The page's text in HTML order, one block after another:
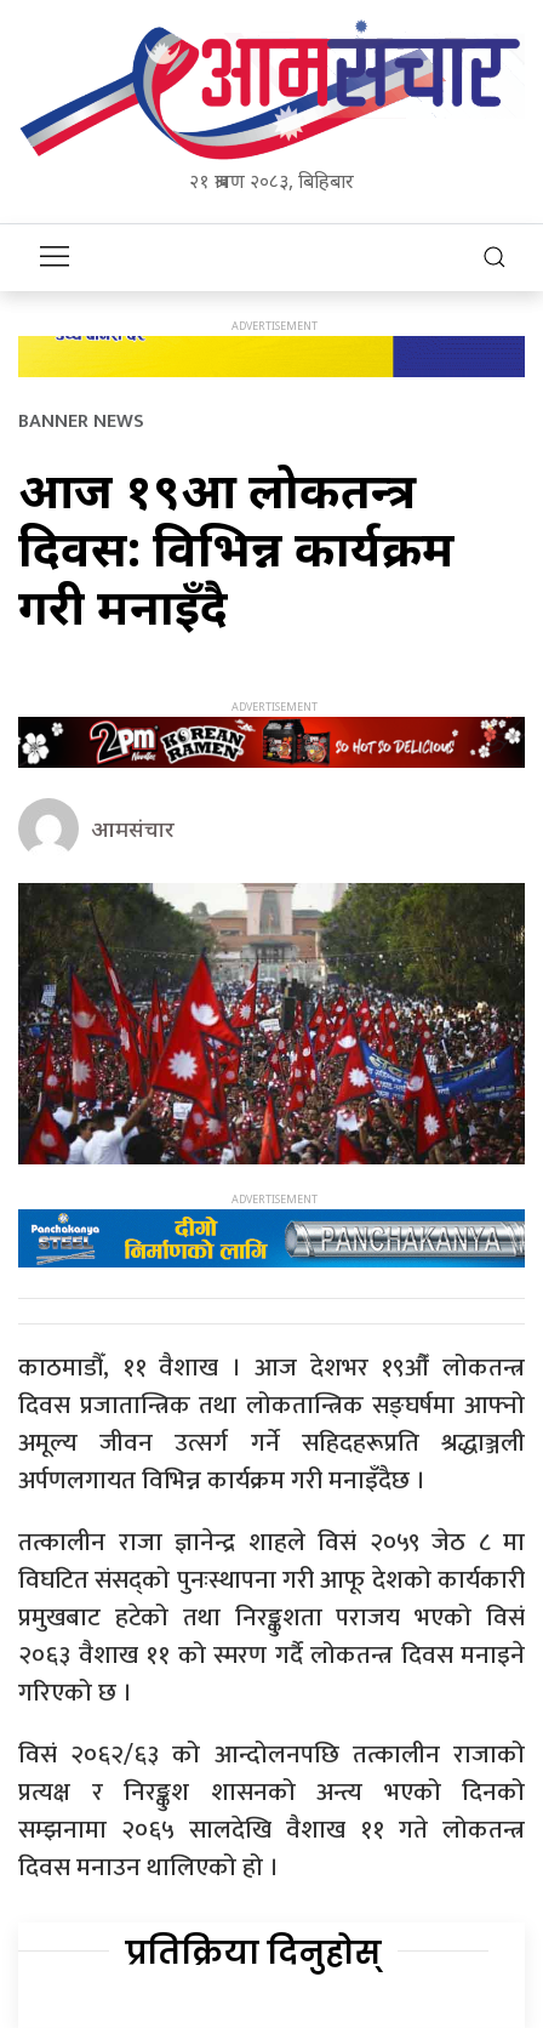
२१ श्रावण २०८३, बिहिबार
BANNER NEWS
आज १९औँ लोकतन्त्र
दिवस: विभिन्न कार्यक्रम
गरी मनाइँदै
आमसंचार
काठमाडौँ, ११ वैशाख । आज देशभर १९औँ लोकतन्त्र
दिवस प्रजातान्त्रिक तथा लोकतान्त्रिक सङ्घर्षमा आफ्नो
अमूल्य जीवन उत्सर्ग गर्ने सहिदहरूप्रति श्रद्धाञ्जली
अर्पणलगायत विभिन्न कार्यक्रम गरी मनाइँदैछ ।
तत्कालीन राजा ज्ञानेन्द्र शाहले विसं २०५९ जेठ ८ मा
विघटित संसद्को पुनःस्थापना गरी आफू देशको कार्यकारी
प्रमुखबाट हटेको तथा निरङ्कुशता पराजय भएको विसं
२०६३ वैशाख ११ को स्मरण गर्दै लोकतन्त्र दिवस मनाइने
गरिएको छ ।
विसं २०६२/६३ को आन्दोलनपछि तत्कालीन राजाको
प्रत्यक्ष र निरङ्कुश शासनको अन्त्य भएको दिनको
सम्झनामा २०६५ सालदेखि वैशाख ११ गते लोकतन्त्र
दिवस मनाउन थालिएको हो ।
प्रतिक्रिया दिनुहोस्